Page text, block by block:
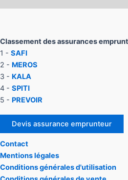
Classement des assurances
1 - SAFI
2 - MEROS
3 - KALA
4 - SPITI
5 - PREVOIR
Devis assurance emprunteur
Contact
Mentions légales
Conditions générales d'utilisation